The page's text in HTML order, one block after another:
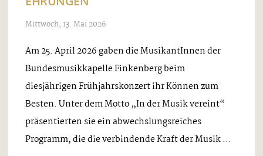
Mittwoch, 13. Mai 2026
Am 25. April 2026 gaben die MusikantInnen der
Bundesmusikkapelle Finkenberg beim
diesjährigen Frühjahrskonzert ihr Können zum
Besten. Unter dem Motto „In der Musik vereint“
präsentierten sie ein abwechslungsreiches
Programm, die die verbindende Kraft der Musik ...